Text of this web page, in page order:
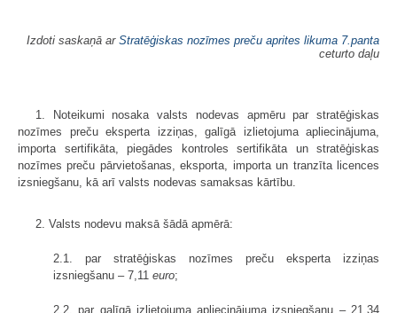
Izdoti saskaņā ar Stratēģiskas nozīmes preču aprites likuma 7.panta
ceturto daļu
1. Noteikumi nosaka valsts nodevas apmēru par stratēģiskas
nozīmes preču eksperta izziņas, galīgā izlietojuma apliecinājuma,
importa sertifikāta, piegādes kontroles sertifikāta un stratēģiskas
nozīmes preču pārvietošanas, eksporta, importa un tranzīta licences
izsniegšanu, kā arī valsts nodevas samaksas kārtību.
2. Valsts nodevu maksā šādā apmērā:
2.1. par stratēģiskas nozīmes preču eksperta izziņas
izsniegšanu – 7,11 euro;
2.2. par galīgā izlietojuma apliecinājuma izsniegšanu – 21,34